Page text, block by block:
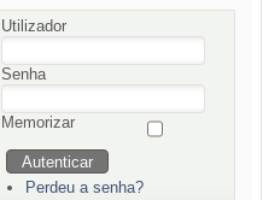
Utilizador
Senha
Memorizar
Perdeu a senha?